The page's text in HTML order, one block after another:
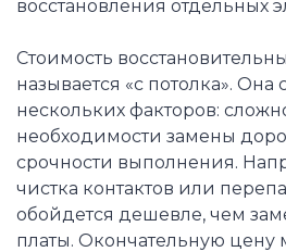
восстановления отдельных
Стоимость
называется «с потолка». Она
нескольких факторов:
необходимости замены
срочности выполнения.
чистка контактов или
обойдется дешевле, чем
платы. Окончательную цену